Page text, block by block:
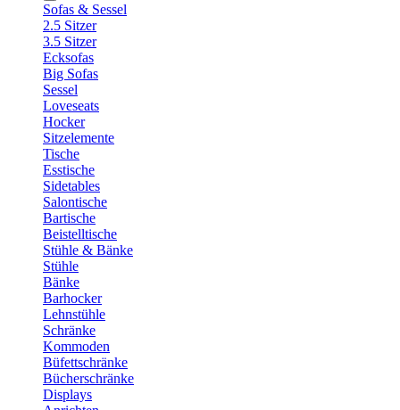
Sofas & Sessel
2.5 Sitzer
3.5 Sitzer
Ecksofas
Big Sofas
Sessel
Loveseats
Hocker
Sitzelemente
Tische
Esstische
Sidetables
Salontische
Bartische
Beistelltische
Stühle & Bänke
Stühle
Bänke
Barhocker
Lehnstühle
Schränke
Kommoden
Büfettschränke
Bücherschränke
Displays